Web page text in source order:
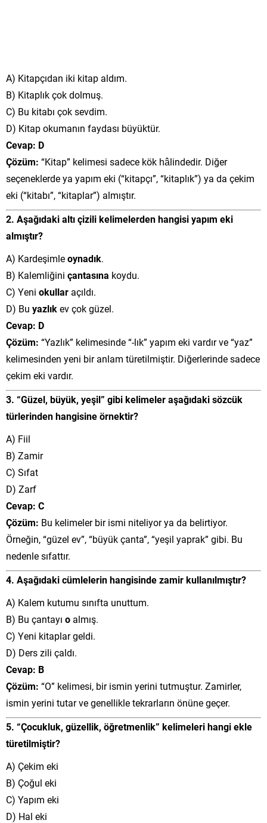
A) Kitapçıdan iki kitap aldım.
B) Kitaplık çok dolmuş.
C) Bu kitabı çok sevdim.
D) Kitap okumanın faydası büyüktür.
Cevap: D
Çözüm: “Kitap” kelimesi sadece kök hâlindedir. Diğer
seçeneklerde ya yapım eki (“kitapçı”, “kitaplık”) ya da çekim
eki (“kitabı”, “kitaplar”) almıştır.
2. Aşağıdaki altı çizili kelimelerden hangisi yapım eki
almıştır?
A) Kardeşimleoynadık.
B) Kalemliğini çantasına koydu.
C) Yeni okullar açıldı.
D) Bu yazlıkev çok güzel.
Cevap: D
Çözüm: “Yazlık” kelimesinde “-lık” yapım eki vardır ve “yaz”
kelimesinden yeni bir anlam türetilmiştir. Diğerlerinde sadece
çekim eki vardır.
3. “Güzel, büyük, yeşil” gibi kelimeler aşağıdaki sözcük
türlerinden hangisine örnektir?
A) Fiil
B) Zamir
C) Sıfat
D) Zarf
Cevap: C
Çözüm: Bu kelimeler bir ismi niteliyor ya da belirtiyor.
Örneğin, “güzel ev”, “büyük çanta”, “yeşil yaprak” gibi. Bu
nedenle sıfattır.
4. Aşağıdaki cümlelerin hangisinde zamir kullanılmıştır?
A) Kalem kutumu sınıfta unuttum.
B) Bu çantayı o almış.
C) Yeni kitaplar geldi.
D) Ders zili çaldı.
Cevap: B
Çözüm: “O” kelimesi, bir ismin yerini tutmuştur. Zamirler,
ismin yerini tutar ve genellikle tekrarların önüne geçer.
5. “Çocukluk, güzellik, öğretmenlik” kelimeleri hangi ekle
türetilmiştir?
A) Çekim eki
B) Çoğul eki
C) Yapım eki
D) Hal eki